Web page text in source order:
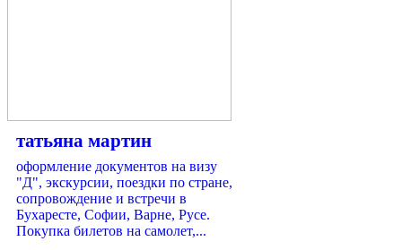
татьяна мартин
оформление документов на визу
"Д", экскурсии, поездки по стране,
сопровождение и встречи в
Бухаресте, Софии, Варне, Русе.
Покупка билетов на самолет,...